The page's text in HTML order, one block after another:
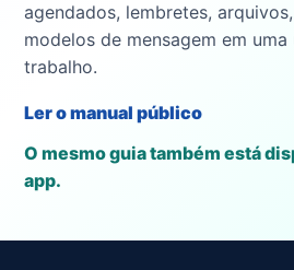
agendados, lembretes,
modelos de mensagem em
trabalho.
Ler o manual público
O mesmo guia também está
app.